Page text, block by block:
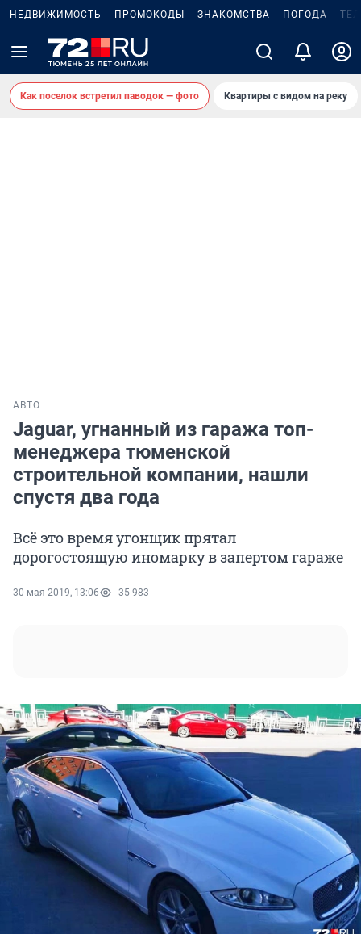
НЕДВИЖИМОСТЬ ПРОМОКОДЫ ЗНАКОМСТВА ПОГОДА
Как поселок встретил паводок — фото Квартиры с видом на реку
АВТО
Jaguar, угнанный из гаража топ-
менеджера тюменской
строительной компании, нашли
спустя два года
Всё это время угонщик прятал
дорогостоящую иномарку в запертом гараже
30 мая 2019, 13:06 35 983